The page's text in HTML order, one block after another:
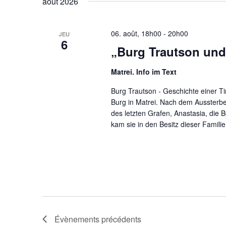
mot-
JEU
6 „Burg Trautson
06. août, 18h00 - 20h00
Matrei. Info im Text
Burg Trautson - Geschichte einer
Burg in Matrei. Nach dem
des letzten Grafen, Anastasia, die
kam sie in den Besitz dieser
Évènements précédents